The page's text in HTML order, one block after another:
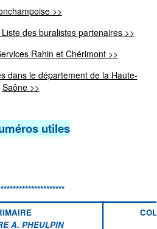
>>
des buralistes partenaires >>
Rahin et Chérimont >>
dans le département de la Haute-
Saône >>
utiles
A. PHEULPIN